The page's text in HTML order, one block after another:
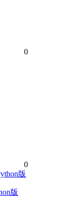
0
0
版